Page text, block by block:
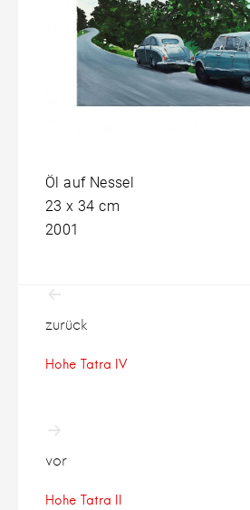
Öl auf Nessel
23 x 34 cm
2001
Beitragsnavigation
zurück
Hohe Tatra IV
vor
Hohe Tatra II